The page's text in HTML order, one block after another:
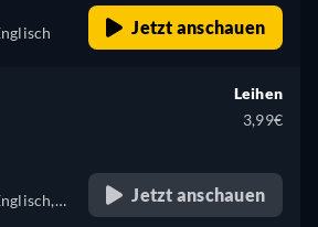
Jetzt anschauen
Leihen
3,99€
Jetzt anschauen